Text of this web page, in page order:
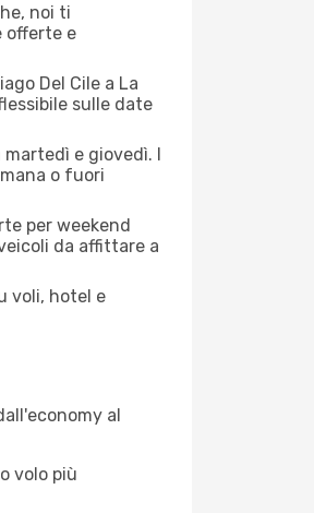
noi ti
offerte e
Del Cile a La
sulle date
e giovedì. I
o fuori
per weekend
da affittare a
voli, hotel e
al
volo più